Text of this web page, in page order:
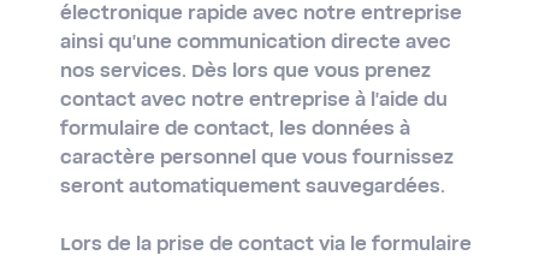
électronique rapide avec notre entreprise
ainsi qu'une communication directe avec
nos services. Dès lors que vous prenez
contact avec notre entreprise à l'aide du
formulaire de contact, les données à
caractère personnel que vous fournissez
seront automatiquement sauvegardées.
Lors de la prise de contact via le formulaire